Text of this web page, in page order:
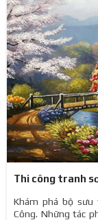
Thi công tranh
Khám phá bộ
Công. Những tác